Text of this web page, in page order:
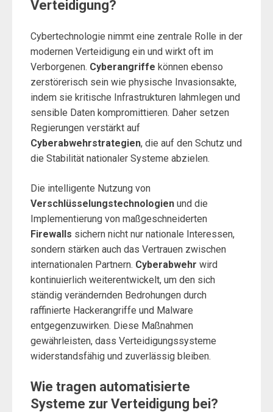
Verteidigung?
Cybertechnologie nimmt eine zentrale Rolle in der
modernen Verteidigung ein und wirkt oft im
Verborgenen. Cyberangriffe können ebenso
zerstörerisch sein wie physische Invasionsakte,
indem sie kritische Infrastrukturen lahmlegen und
sensible Daten kompromittieren. Daher setzen
Regierungen verstärkt auf
Cyberabwehrstrategien, die auf den Schutz und
die Stabilität nationaler Systeme abzielen.
Die intelligente Nutzung von
Verschlüsselungstechnologien und die
Implementierung von maßgeschneiderten
Firewalls sichern nicht nur nationale Interessen,
sondern stärken auch das Vertrauen zwischen
internationalen Partnern. Cyberabwehr wird
kontinuierlich weiterentwickelt, um den sich
ständig verändernden Bedrohungen durch
raffinierte Hackerangriffe und Malware
entgegenzuwirken. Diese Maßnahmen
gewährleisten, dass Verteidigungssysteme
widerstandsfähig und zuverlässig bleiben.
Wie tragen automatisierte
Systeme zur Verteidigung bei?